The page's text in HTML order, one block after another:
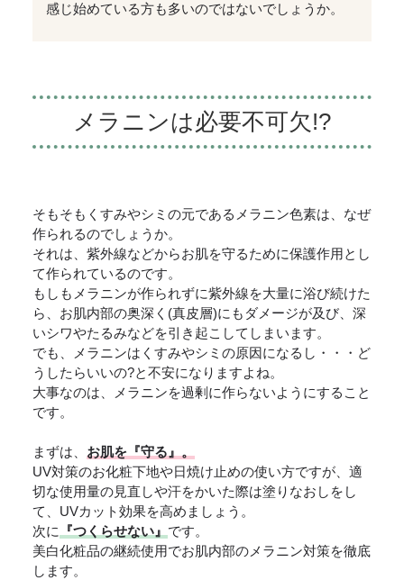
感じ始めている方も多いのではないでしょうか。
メラニンは必要不可欠!?
そもそもくすみやシミの元であるメラニン色素は、なぜ
作られるのでしょうか。
それは、紫外線などからお肌を守るために保護作用とし
て作られているのです。
もしもメラニンが作られずに紫外線を大量に浴び続けた
ら、お肌内部の奥深く(真皮層)にもダメージが及び、深
いシワやたるみなどを引き起こしてしまいます。
でも、メラニンはくすみやシミの原因になるし・・・ど
うしたらいいの?と不安になりますよね。
大事なのは、メラニンを過剰に作らないようにすること
です。
まずは、 お肌を『守る』。
UV対策のお化粧下地や日焼け止めの使い方ですが、適
切な使用量の見直しや汗をかいた際は塗りなおしをし
て、UVカット効果を高めましょう。
次に
『つくらせない』 です。
美白化粧品の継続使用でお肌内部のメラニン対策を徹底
します。